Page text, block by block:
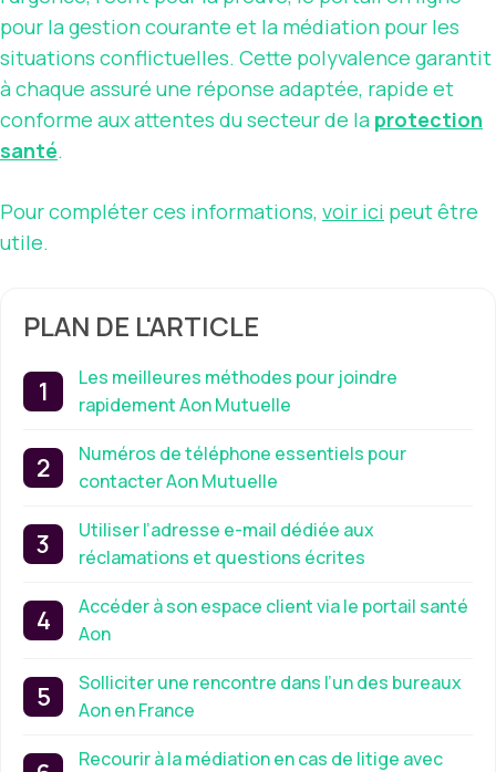
pour la gestion courante et la médiation pour les
situations conflictuelles. Cette polyvalence garantit
à chaque assuré une réponse adaptée, rapide et
conforme aux attentes du secteur de la protection
santé.
Pour compléter ces informations, voir ici peut être
utile.
PLAN DE L'ARTICLE
Les meilleures méthodes pour joindre
rapidement Aon Mutuelle
Numéros de téléphone essentiels pour
contacter Aon Mutuelle
Utiliser l’adresse e-mail dédiée aux
réclamations et questions écrites
Accéder à son espace client via le portail santé
Aon
Solliciter une rencontre dans l’un des bureaux
Aon en France
Recourir à la médiation en cas de litige avec